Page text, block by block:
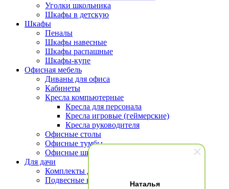
Наталья
Уголки школьника
Шкафы в детскую
Шкафы
Пеналы
Шкафы навесные
Шкафы распашные
Шкафы-купе
Офисная мебель
Диваны для офиса
Кабинеты
Кресла компьютерные
Кресла для персонала
Кресла игровые (геймерские)
Кресла руководителя
Офисные столы
Офисные тумбы
Офисные шкафы и стеллажи
Для дачи
Комплекты для террасы
Подвесные кресла